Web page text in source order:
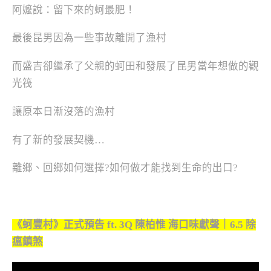
阿嬤說：留下來的蚵最肥！
最後昆男因為一些事故離開了漁村
而盛吉卻繼承了父親的蚵田和發展了昆男當年想做的觀
光筏
讓原本日漸沒落的漁村
有了新的發展契機…
離鄉、回鄉如何選擇?如何做才能找到生命的出口?
《蚵豐村》正式預告 ft. 3Q 陳柏惟 海口味獻聲｜6.5 除
瘟鎮煞